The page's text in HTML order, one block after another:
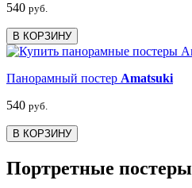
540 руб.
В КОРЗИНУ
Панорамный постер Amatsuki
540 руб.
В КОРЗИНУ
Портретные постеры